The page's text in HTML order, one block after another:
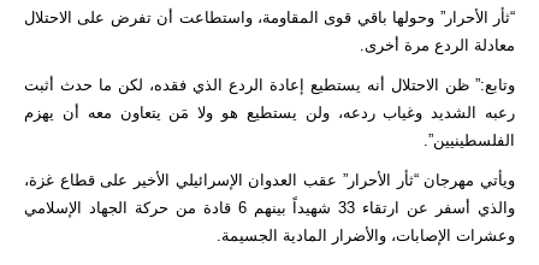
“ثأر الأحرار” وحولها باقي قوى المقاومة، واستطاعت أن تفرض على الاحتلال
معادلة الردع مرة أخرى.
وتابع:” ظن الاحتلال أنه يستطيع إعادة الردع الذي فقده، لكن ما حدث أثبت
رعبه الشديد وغياب ردعه، ولن يستطيع هو ولا مَن يتعاون معه أن يهزم
الفلسطينيين”.
ويأتي مهرجان “ثأر الأحرار” عقب العدوان الإسرائيلي الأخير على قطاع غزة،
والذي أسفر عن ارتقاء 33 شهيداً بينهم 6 قادة من حركة الجهاد الإسلامي
وعشرات الإصابات، والأضرار المادية الجسيمة.